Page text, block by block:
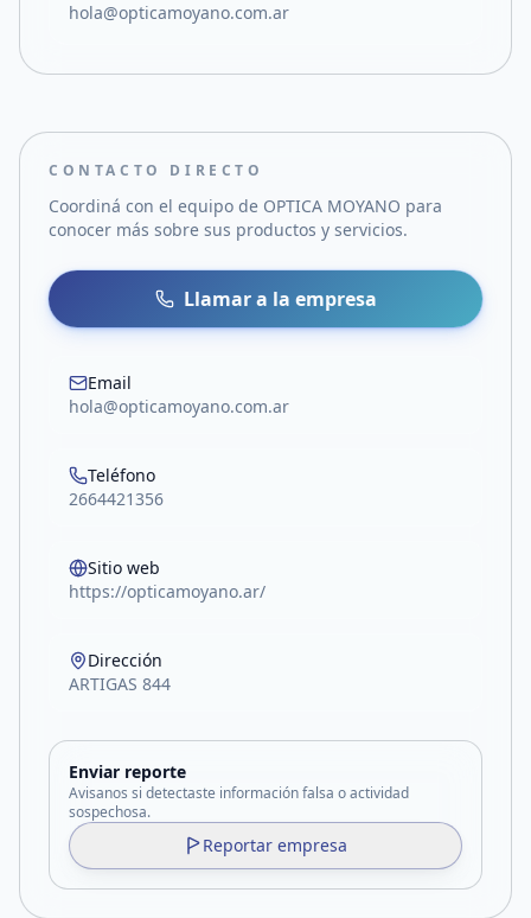
hola@opticamoyano.com.ar
CONTACTO DIRECTO
Coordiná con el equipo de OPTICA MOYANO para
conocer más sobre sus productos y servicios.
Llamar a la empresa
Email
hola@opticamoyano.com.ar
Teléfono
2664421356
Sitio web
https://opticamoyano.ar/
Dirección
ARTIGAS 844
Enviar reporte
Avisanos si detectaste información falsa o actividad
sospechosa.
Reportar empresa